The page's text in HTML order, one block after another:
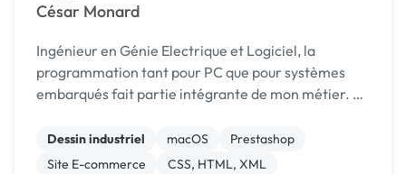
César Monard
Ingénieur en Génie Electrique et Logiciel, la
programmation tant pour PC que pour systèmes
embarqués fait partie intégrante de mon métier. Je
des applications aussi bien pour les tâches au bu...
Dessin industriel macOS
Prestashop
Site E-commerce
CSS, HTML, XML